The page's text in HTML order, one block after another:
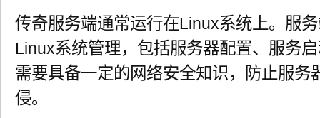
传奇服务端通常运行在Linux系统上。服
Linux系统管理，包括服务器配置、服务
需要具备一定的网络安全知识，防止服务
侵。